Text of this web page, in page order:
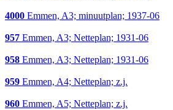
4000 Emmen, A3; minuutplan; 1937-06
957 Emmen, A3; Netteplan; 1931-06
958 Emmen, A3; Netteplan; 1931-06
959 Emmen, A4; Netteplan; z.j.
960 Emmen, A5; Netteplan; z.j.